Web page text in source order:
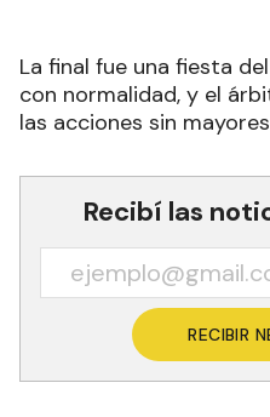
La final fue una fiesta
con normalidad, y el
las acciones sin
Recibí las
RECIBIR